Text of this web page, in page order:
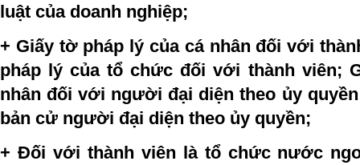
luật của doanh nghiệp;
+ Giấy tờ pháp lý của cá nhân đối với
pháp lý của tổ chức đối với thành viên;
nhân đối với người đại diện theo ủy
bản cử người đại diện theo ủy quyền;
+ Đối với thành viên là tổ chức nước